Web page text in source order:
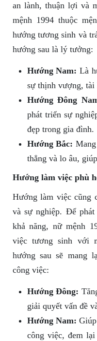
an lành, thuận lợi và
mệnh 1994 thuộc
hướng tương sinh và
hướng sau là lý tưởng:
Hướng Nam: Là
sự thịnh vượng, tài
Hướng Đông
phát triển sự
đẹp trong gia đình.
Hướng Bắc:
thẳng và lo âu,
Hướng làm việc phù
Hướng làm việc cũng
và sự nghiệp. Để
khả năng, nữ mệnh
việc tương sinh với
hướng sau sẽ mang
công việc:
Hướng Đông:
giải quyết vấn đề
Hướng Nam:
công việc, đem